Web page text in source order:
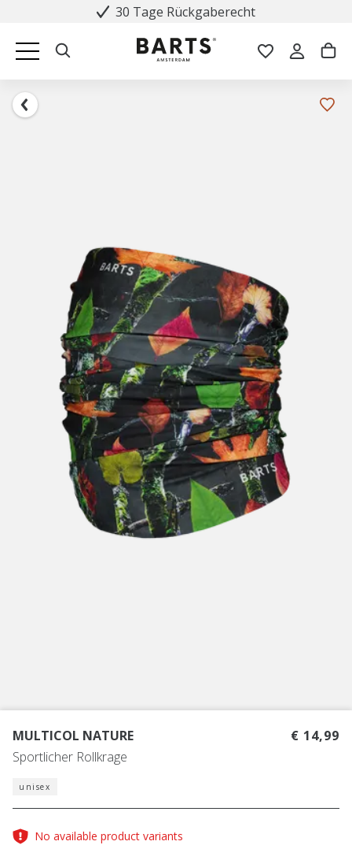
30 Tage Rückgaberecht
MULTICOL NATURE
Sportlicher Rollkrage
€ 14,99
unisex
No available product variants